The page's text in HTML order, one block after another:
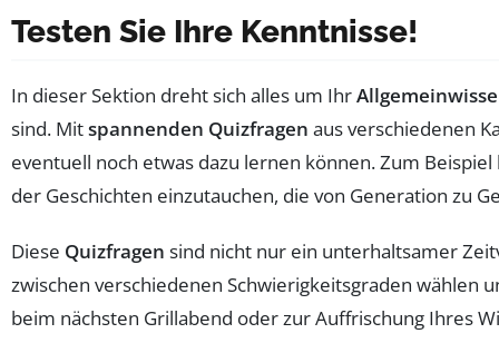
Testen Sie Ihre Kenntnisse!
In dieser Sektion dreht sich alles um Ihr
sind. Mitspannenden Quizfragen aus verschiedenen
eventuell noch etwas dazu lernen können. Zum
der Geschichten einzutauchen, die von Generation zu
Diese Quizfragen sind nicht nur ein unterhaltsamer
zwischen verschiedenen Schwierigkeitsgraden wählen
beim nächsten Grillabend oder zur Auffrischung Ihres